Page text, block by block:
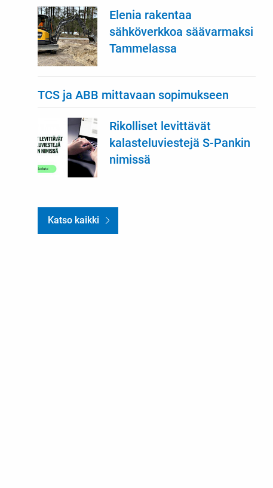
Elenia rakentaa
sähköverkkoa säävarmaksi
Tammelassa
TCS ja ABB mittavaan sopimukseen
Rikolliset levittävät
kalasteluviestejä S-Pankin
nimissä
Katso kaikki